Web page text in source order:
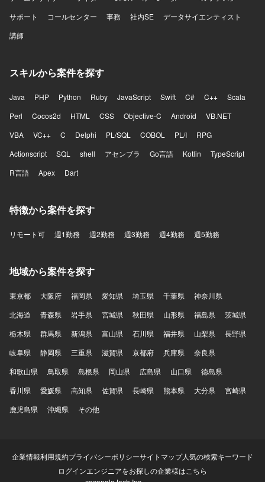
サポート
コールセンター 事務 社内SE
データサイエンティスト
講師
スキルから案件を探す
Java PHP Python Ruby JavaScript Swift C# C++
Scala
Perl
Cocos2d HTML CSS Objective-C Android
VB.NET
VBA
VC++ C Delphi PL/SQL COBOL PL/I
RPG
Actionscript
SQL shell アセンブラ Go言語 Kotlin
TypeScript
R言語
Apex Dart
特徴から案件を探す
リモート可 週1勤務 週2勤務 週3勤務 週4勤務 週5勤務
地域から案件を探す
東京都 大阪府 福岡県 愛知県 埼玉県 千葉県
神奈川県
北海道
青森県 岩手県 宮城県 秋田県 山形県 福島県
茨城県
栃木県
群馬県 新潟県 富山県 石川県 福井県 山梨県
長野県
岐阜県
静岡県 三重県 滋賀県 京都府 兵庫県
奈良県
和歌山県
鳥取県 島根県 岡山県 広島県 山口県
徳島県
香川県
愛媛県 高知県 佐賀県 長崎県 熊本県 大分県
宮崎県
鹿児島県
沖縄県 その他
企業情報利用規約プライバシーポリシーサイトマップ人気の検索キーワード
ログインエンジニアをお探しの企業様はこちら